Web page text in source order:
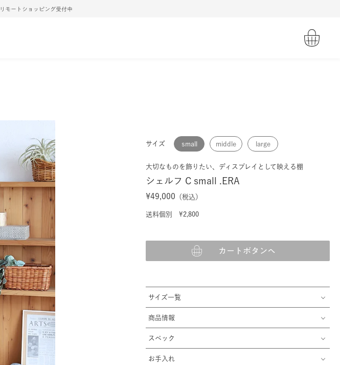
モートショッピング受付中
サイズ small middle large
大切なものを飾りたい、ディスプレイとして映える棚
シェルフ C small .ERA
¥49,000 （税込）
送料個別 ¥2,800
カートボタンへ
サイズ一覧
商品情報
スペック
お手入れ